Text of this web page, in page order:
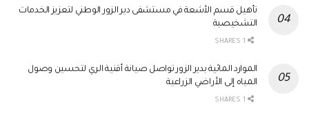
تأهيل قسم الأشعة في مستشفى دير الزور الوطني لتعزيز الخدمات
التشخيصية
الموارد المائية بدير الزور تواصل صيانة أقنية الري لتحسين وصول
المياه إلى الأراضي الزراعية